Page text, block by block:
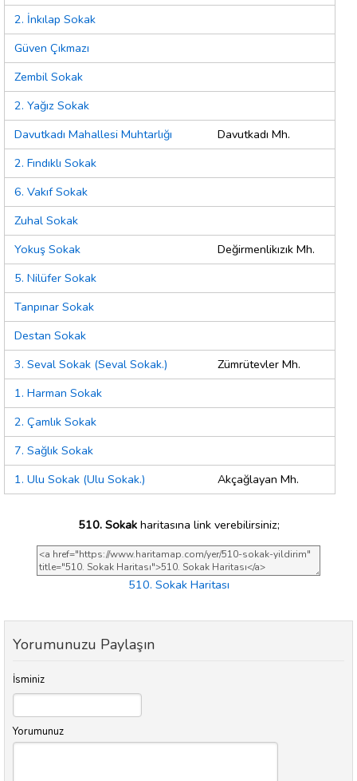
2. İnkılap Sokak
Güven Çıkmazı
Zembil Sokak
2. Yağız Sokak
Davutkadı Mahallesi Muhtarlığı
Davutkadı Mh.
2. Fındıklı Sokak
6. Vakıf Sokak
Zuhal Sokak
Yokuş Sokak
Değirmenlikızık Mh.
5. Nilüfer Sokak
Tanpınar Sokak
Destan Sokak
3. Seval Sokak (Seval Sokak.)
Zümrütevler Mh.
1. Harman Sokak
2. Çamlık Sokak
7. Sağlık Sokak
1. Ulu Sokak (Ulu Sokak.)
Akçağlayan Mh.
510. Sokakharitasına link verebilirsiniz;
510. Sokak Haritası
Yorumunuzu Paylaşın
İsminiz
Yorumunuz